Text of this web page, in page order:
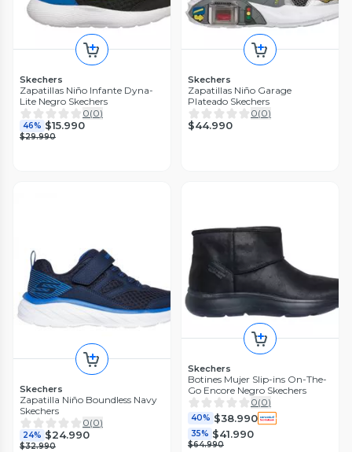
Skechers
Zapatillas Niño Infante Dyna-
Lite Negro Skechers
0(0)
46% $15.990
$29.990
Skechers
Zapatillas Niño Garage
Plateado Skechers
0(0)
$44.990
Skechers
Zapatilla Niño Boundless Navy
Skechers
0(0)
24% $24.990
$32.990
Skechers
Botines Mujer Slip-ins On-The-
Go Encore Negro Skechers
0(0)
40% $38.990
35% $41.990
$64.990